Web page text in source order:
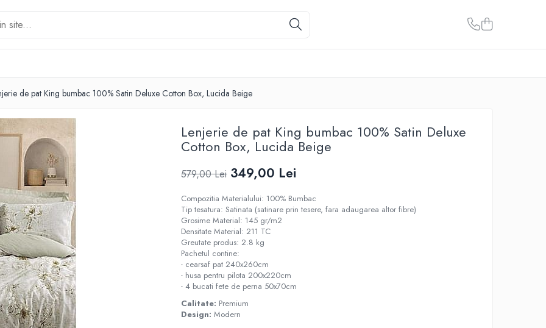
de pat King bumbac 100% Satin Deluxe Cotton Box, Lucida Beige
Lenjerie de pat King bumbac 100% Satin Deluxe
Cotton Box, Lucida Beige
579,00 Lei 349,00 Lei
Compozitia Materialului: 100% Bumbac
Tip tesatura: Satinata (satinare prin tesere, fara adaugarea altor fibre)
Grosime Material: 145 gr/m2
Densitate Material: 211 TC
Greutate produs: 2.8 kg
Pachetul contine:
- cearsaf pat 240x260cm
- husa pentru pilota 200x220cm
- 4 bucati fete de perna 50x70cm
Calitate: Premium
Design:Modern